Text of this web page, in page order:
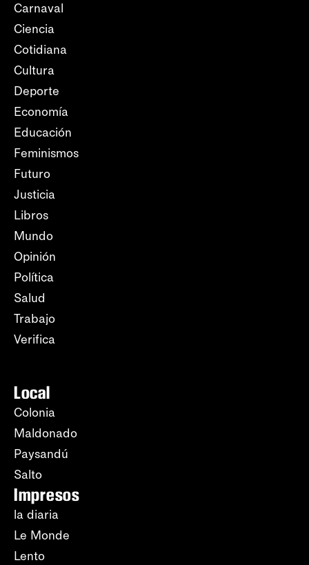
Carnaval
Ciencia
Cotidiana
Cultura
Deporte
Economía
Educación
Feminismos
Futuro
Justicia
Libros
Mundo
Opinión
Política
Salud
Trabajo
Verifica
Local
Colonia
Maldonado
Paysandú
Salto
Impresos
la diaria
Le Monde
Lento